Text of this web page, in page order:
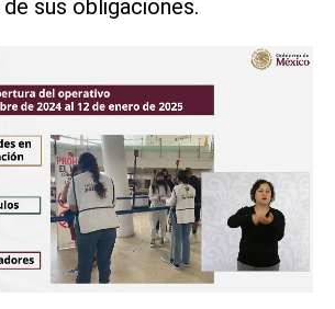
sus obligaciones.